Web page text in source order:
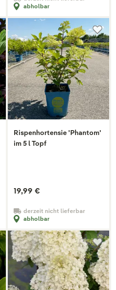
abholbar
Rispenhortensie 'Phantom'
im 5 l Topf
19,99 €
derzeit nicht lieferbar
abholbar